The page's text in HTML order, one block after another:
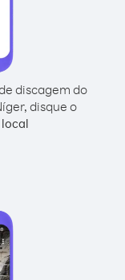
discagem do
disque o